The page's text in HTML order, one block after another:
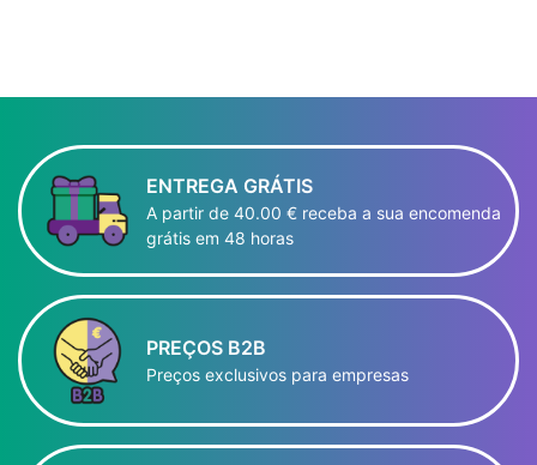
ENTREGA GRÁTIS
A partir de 40.00 € receba a sua encomenda
grátis em 48 horas
PREÇOS B2B
Preços exclusivos para empresas